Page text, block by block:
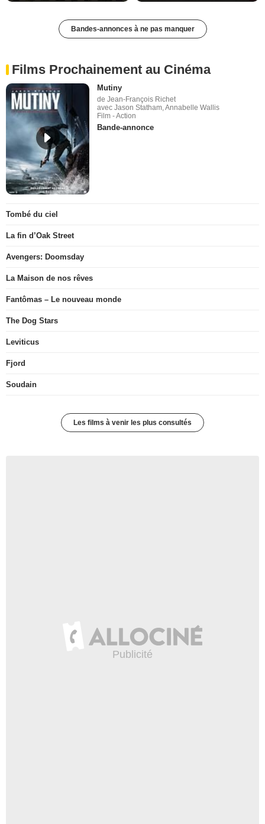
Bandes-annonces à ne pas manquer
Films Prochainement au Cinéma
Mutiny
de Jean-François Richet
avec Jason Statham, Annabelle Wallis
Film - Action
Bande-annonce
Tombé du ciel
La fin d’Oak Street
Avengers: Doomsday
La Maison de nos rêves
Fantômas – Le nouveau monde
The Dog Stars
Leviticus
Fjord
Soudain
Les films à venir les plus consultés